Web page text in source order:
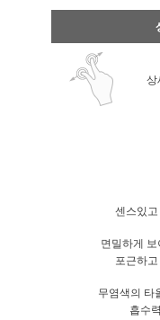
상
센스있
면밀하게
포근하
무염색의 타
흡수